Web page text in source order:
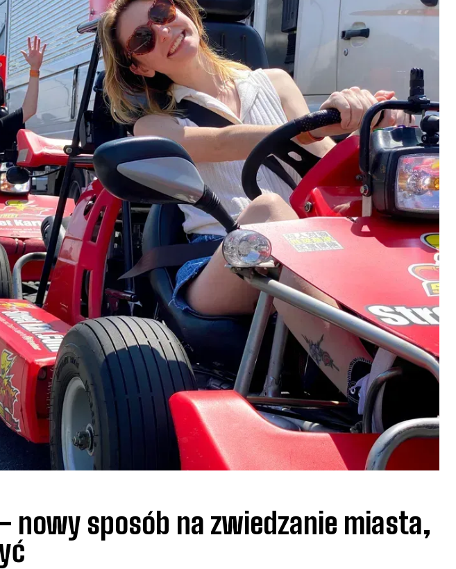
nowy sposób na zwiedzanie miasta,